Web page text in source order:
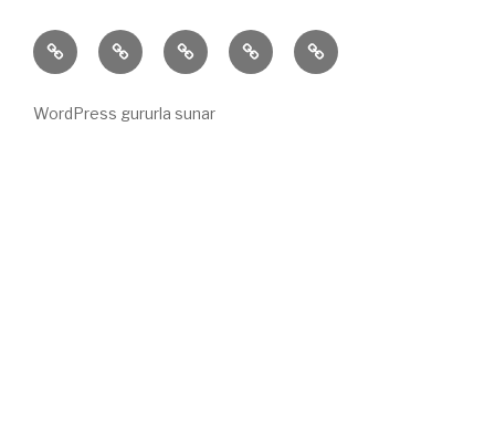
Ben
Divanı
El
Divanı
Portfolyo
ilgi iletişim
WordPress gururla sunar